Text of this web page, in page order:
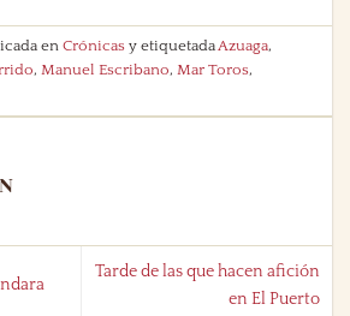
enCrónicas y etiquetadaAzuaga,
,Manuel Escribano,Mar Toros,
Tarde de las que hacen afición
en El Puerto